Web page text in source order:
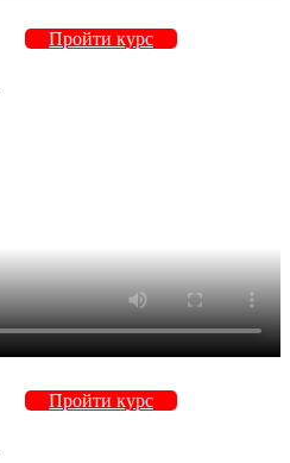
Пройти курс
Пройти курс